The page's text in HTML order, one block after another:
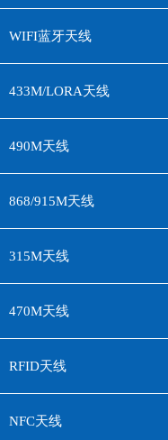
WIFI蓝牙天线
433M/LORA天线
490M天线
868/915M天线
315M天线
470M天线
RFID天线
NFC天线